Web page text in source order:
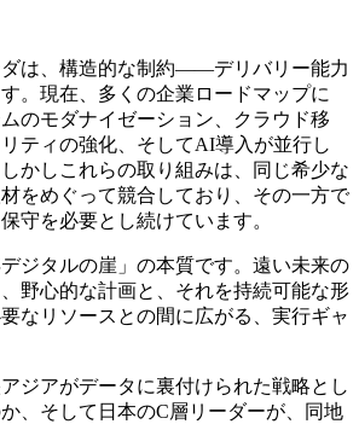
ダは、構造的な制約——デリバリー能力
。現在、多くの企業ロードマップに
のモダナイゼーション、クラウド移
ティの強化、そしてAI導入が並行し
かしこれらの取り組みは、同じ希少な
をめぐって競合しており、その一方で
守を必要とし続けています。
ジタルの崖」の本質です。遠い未来の
野心的な計画と、それを持続可能な形
なリソースとの間に広がる、実行ギャ
ジアがデータに裏付けられた戦略とし
、そして日本のC層リーダーが、同地